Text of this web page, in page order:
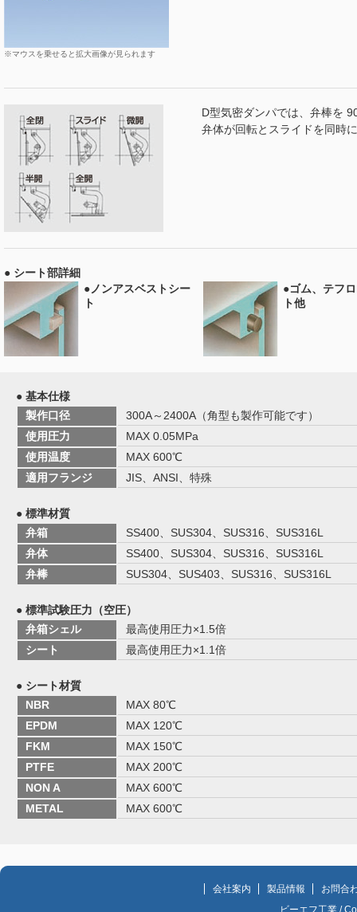
※マウスを乗せると拡大画像が見られます
D型気密ダンパでは、弁棒を
弁体が回転とスライドを同時
● シート部詳細
●ノンアスベストシー
ト
●ゴム、テフ
ト他
● 基本仕様
製作口径
300A～2400A（角型も製作可能です）
使用圧力
MAX 0.05MPa
使用温度
MAX 600℃
適用フランジ
JIS、ANSI、特殊
● 標準材質
弁箱
SS400、SUS304、SUS316、SUS316L
弁体
SS400、SUS304、SUS316、SUS316L
弁棒
SUS304、SUS403、SUS316、SUS316L
● 標準試験圧力（空圧）
弁箱シェル
最高使用圧力×1.5倍
シート
最高使用圧力×1.1倍
● シート材質
NBR
MAX 80℃
EPDM
MAX 120℃
FKM
MAX 150℃
PTFE
MAX 200℃
NON A
MAX 600℃
METAL
MAX 600℃
会社案内 製品情報
お問合